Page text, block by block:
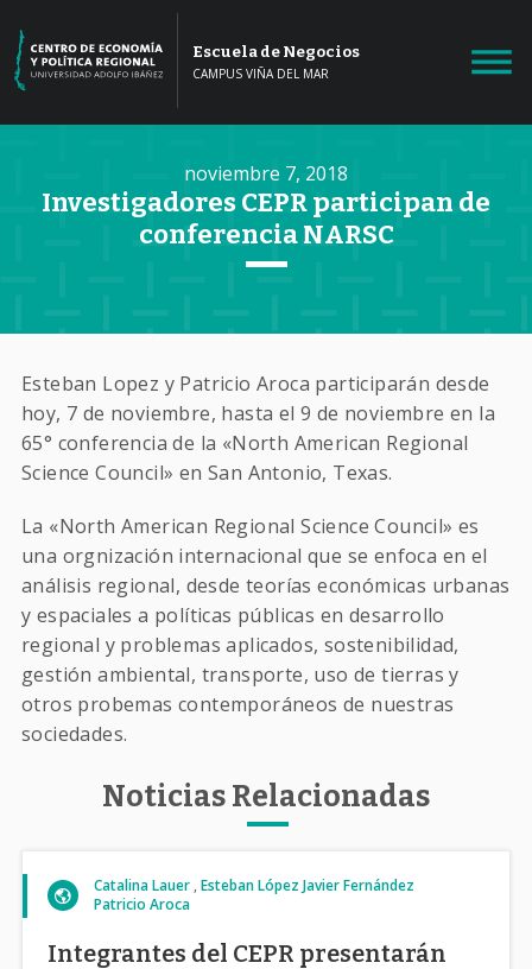
Escuela de Negocios
CAMPUS VIÑA DEL MAR
noviembre 7, 2018
Investigadores CEPR participan de
conferencia NARSC
Esteban Lopez y Patricio Aroca participarán desde
hoy, 7 de noviembre, hasta el 9 de noviembre en la
65° conferencia de la «North American Regional
Science Council» en San Antonio, Texas.
La «North American Regional Science Council» es
una orgnización internacional que se enfoca en el
análisis regional, desde teorías económicas urbanas
y espaciales a políticas públicas en desarrollo
regional y problemas aplicados, sostenibilidad,
gestión ambiental, transporte, uso de tierras y
otros probemas contemporáneos de nuestras
sociedades.
Noticias Relacionadas
Catalina Lauer Esteban López Javier Fernández
Patricio Aroca
Integrantes del CEPR presentarán